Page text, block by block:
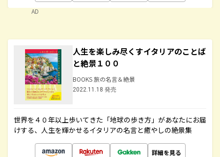
AD
人生を楽しみ尽くすイタリアのことば
と絶景１００
BOOKS 旅の名言＆絶景
2022.11.18 発売
世界を４０年以上歩いてきた「地球の歩き方」があなたにお届
けする、人生を輝かせるイタリアの名言と癒やしの絶景集
詳細を見る